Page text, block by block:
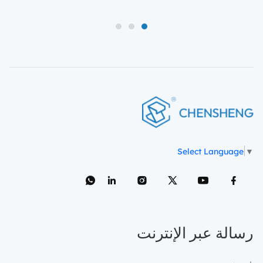
1
2
3
Select Language ▼
رسالة عبر الإنترنت